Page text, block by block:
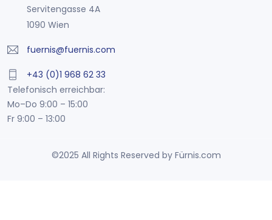
Servitengasse 4A
1090 Wien
fuernis@fuernis.com
+43 (0)1 968 62 33
Telefonisch erreichbar:
Mo–Do 9:00 – 15:00
Fr 9:00 – 13:00
©2025 All Rights Reserved by Fürnis.com